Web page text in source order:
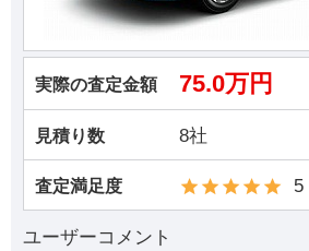
実際の査定金額 75.0万円
見積り数 8社
査定満足度 5
ユーザーコメント